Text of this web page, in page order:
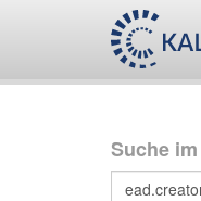
Suche